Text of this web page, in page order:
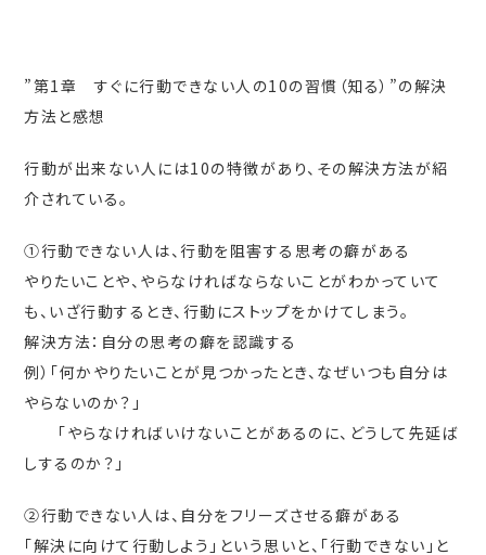
”第1章 すぐに行動できない人の10の習慣（知る）”の解決
方法と感想
行動が出来ない人には10の特徴があり、その解決方法が紹
介されている。
①行動できない人は、行動を阻害する思考の癖がある
やりたいことや、やらなければならないことがわかっていて
も、いざ行動するとき、行動にストップをかけてしまう。
解決方法：自分の思考の癖を認識する
例）「何かやりたいことが見つかったとき、なぜいつも自分は
やらないのか？」
「やらなければいけないことがあるのに、どうして先延ば
しするのか？」
②行動できない人は、自分をフリーズさせる癖がある
「解決に向けて行動しよう」という思いと、「行動できない」と